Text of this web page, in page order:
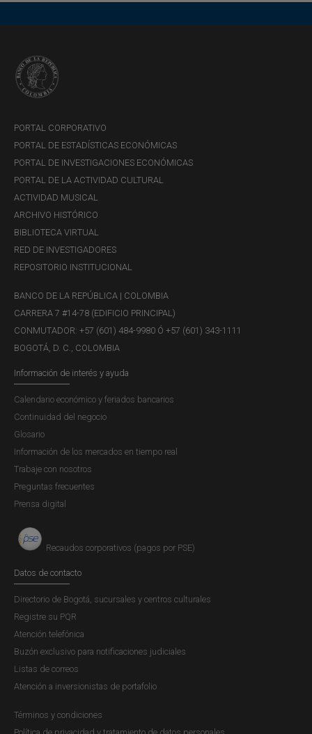
PORTAL CORPORATIVO
PORTAL DE ESTADÍSTICAS ECONÓMICAS
PORTAL DE INVESTIGACIONES ECONÓMICAS
PORTAL DE LA ACTIVIDAD CULTURAL
ACTIVIDAD MUSICAL
ARCHIVO HISTÓRICO
BIBLIOTECA VIRTUAL
RED DE INVESTIGADORES
REPOSITORIO INSTITUCIONAL
BANCO DE LA REPÚBLICA | COLOMBIA
CARRERA 7 #14-78 (EDIFICIO PRINCIPAL)
CONMUTADOR: +57 (601) 484-9980 Ó +57 (601) 343-1111
BOGOTÁ, D. C., COLOMBIA
Información de interés y ayuda
Calendario económico y feriados bancarios
Continuidad del negocio
Glosario
Información de los mercados en tiempo real
Trabaje con nosotros
Preguntas frecuentes
Prensa digital
Recaudos corporativos (pagos por PSE)
Datos de contacto
Directorio de Bogotá, sucursales y centros culturales
Registre su PQR
Atención telefónica
Buzón exclusivo para notificaciones judiciales
Listas de correos
Atención a inversionistas de portafolio
Términos y condiciones